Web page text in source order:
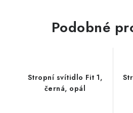
Podobné
Stropní svítidlo Fit 1,
černá, opál